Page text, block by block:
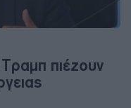
πιέζουν